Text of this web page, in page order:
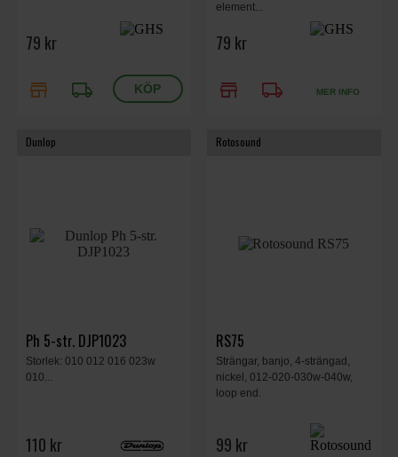
79 kr
store local_shipping
element...
79 kr
store local_shipping MER INFO
Dunlop
Ph 5-str. DJP1023
Storlek: 010 012 016 023w
010...
110 kr
Rotosound
RS75
Strängar, banjo, 4-strängad,
nickel, 012-020-030w-040w,
loop end.
99 kr